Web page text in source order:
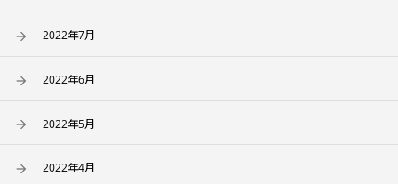
2022年7月
2022年6月
2022年5月
2022年4月